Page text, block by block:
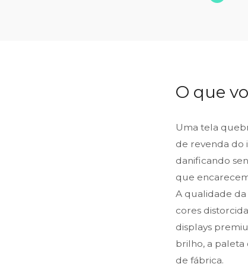
O que
Uma tela
de revenda do
danificando
que
A qualidade
cores
displays
brilho, a paleta
de fábrica.